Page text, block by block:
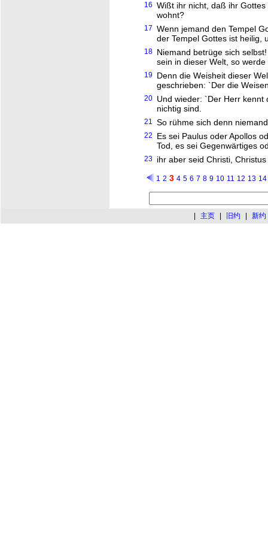
16 Wißt ihr nicht, daß ihr
wohnt?
17 Wenn jemand den Tempel
der Tempel Gottes ist heilig,
18 Niemand betrüge sich
sein in dieser Welt, so
19 Denn die Weisheit dieser
geschrieben: `Der die
20 Und wieder: `Der Herr
nichtig sind.
21 So rühme sich denn
22
Es sei Paulus oder Apollos
Tod, es sei Gegenwärtiges
23 ihr aber seid Christi,
1 2 3 4 5 6 7 8 9 10 11 12 13 14
| 主页 | 旧约 | 新约